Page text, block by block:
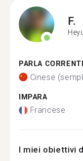
F.
PARLA
Cinese
IMPARA
Francese
I miei obiettivi